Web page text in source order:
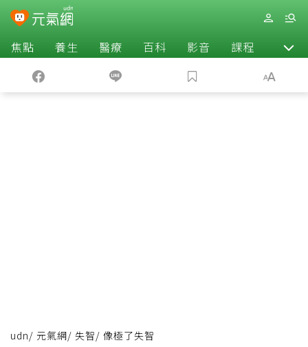
焦點 養生 醫療 百科 影音 課程 退休
udn/ 元氣網/ 失智/ 像極了失智